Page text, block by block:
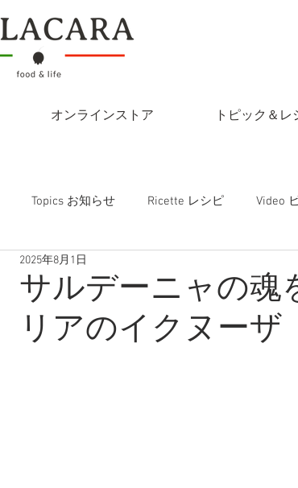
オンラインストア トピック＆レ
Topics お知らせ Ricette レシピ Video
サルデーニャの魂
リアのイクヌーザ
2025年8月1日